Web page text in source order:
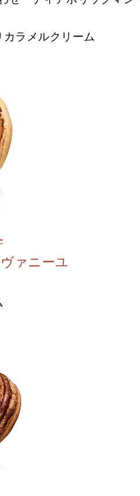
ラメルクリーム
ァニーユ